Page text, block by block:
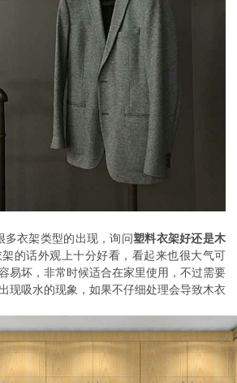
多衣架类型的出现，询问塑料衣架好还是木
的话外观上十分好看，看起来也很大气可
易坏，非常时候适合在家里使用，不过需要
现吸水的现象，如果不仔细处理会导致木衣